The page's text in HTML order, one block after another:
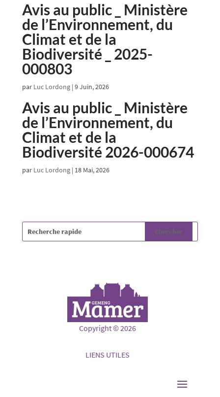
Avis au public _ Ministère
de l’Environnement, du
Climat et de la
Biodiversité _ 2025-
000803
par Luc Lordong| 9 Juin, 2026
Avis au public _ Ministère
de l’Environnement, du
Climat et de la
Biodiversité 2026-000674
par Luc Lordong| 18 Mai, 2026
Copyright © 2026
LIENS UTILES